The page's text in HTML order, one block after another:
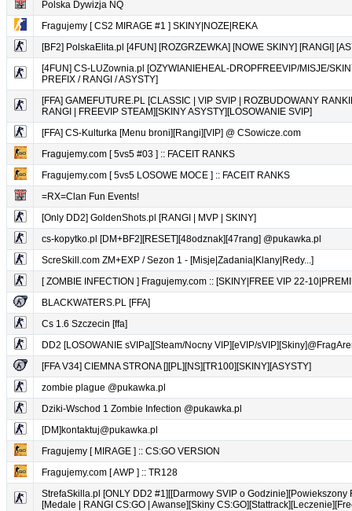
Polska Dywizja NQ
Fragujemy [ CS2 MIRAGE #1 ] SKINY|NOZE|REKA
[BF2] PolskaElita.pl [4FUN] [ROZGRZEWKA] [NOWE SKINY] [RANGI]
[4FUN] CS-LUZownia.pl [OZYWIANIEHEAL-DROPFREEVIP/MISJE/
PREFIX / RANGI / ASYSTY]
[FFA] GAMEFUTURE.PL [CLASSIC | VIP SVIP | ROZBUDOWANY
RANGI | FREEVIP STEAM][SKINY ASYSTY][LOSOWANIE SVIP]
[FFA] CS-Kulturka [Menu broni][Rangi][VIP] @ CSowicze.com
Fragujemy.com [ 5vs5 #03 ] :: FACEIT RANKS
Fragujemy.com [ 5vs5 LOSOWE MOCE ] :: FACEIT RANKS
=RX=Clan Fun Events!
[Only DD2] GoldenShots.pl [RANGI | MVP | SKINY]
cs-kopytko.pl [DM+BF2][RESET][48odznak][47rang] @pukawka.pl
ScreSkill.com ZM+EXP / Sezon 1 - [Misje|Zadania|Klany|Redy...]
[ ZOMBIE INFECTION ] Fragujemy.com :: [SKINY|FREE VIP 22-
BLACKWATERS.PL [FFA]
Cs 1.6 Szczecin [ffa]
DD2 [LOSOWANIE sVIPa][Steam/Nocny VIP][eVIP/
[FFA V34] CIEMNA STRONA [][PL][NS][TR100][SKINY][ASYSTY]
zombie plague @pukawka.pl
Dziki-Wschod 1 Zombie Infection @pukawka.pl
[DM]kontaktuj@pukawka.pl
Fragujemy [ MIRAGE ] :: CS:GO VERSION
Fragujemy.com [ AWP ] :: TR128
StrefaSkilla.pl [ONLY DD2 #1][[Darmowy SVIP o Godzinie][Powiekszony
[Medale | RANGI CS:GO | Awanse][Skiny